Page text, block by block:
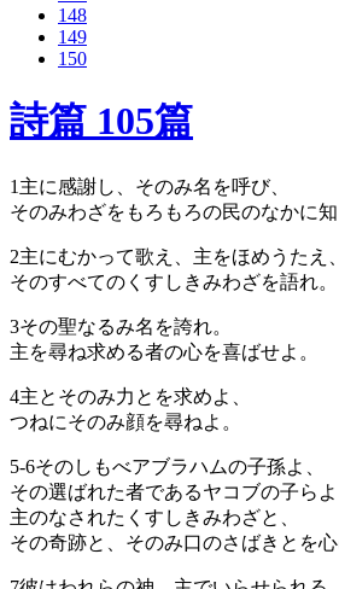
148
149
150
詩篇 105篇
1 主に感謝し、そのみ名を呼び、
そのみわざをもろもろの民のなかに知
2主にむかって歌え、主をほめうたえ、
そのすべてのくすしきみわざを語れ。
3その聖なるみ名を誇れ。
主を尋ね求める者の心を喜ばせよ。
4主とそのみ力とを求めよ、
つねにそのみ顔を尋ねよ。
5-6そのしもべアブラハムの子孫よ、
その選ばれた者であるヤコブの子らよ
主のなされたくすしきみわざと、
その奇跡と、そのみ口のさばきとを心